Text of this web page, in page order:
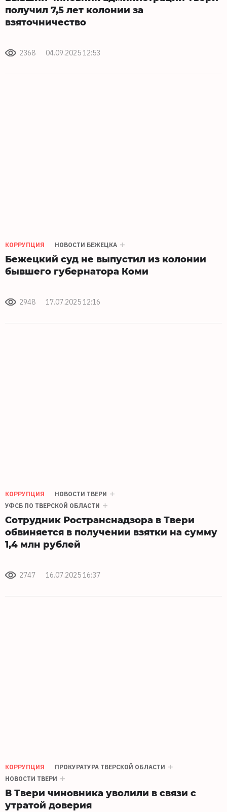
получил 7,5 лет колонии за
взяточничество
2368 04.09.2025 12:53
КОРРУПЦИЯ НОВОСТИ БЕЖЕЦКА
Бежецкий суд не выпустил из колонии
бывшего губернатора Коми
2948 17.07.2025 12:16
КОРРУПЦИЯ
НОВОСТИ ТВЕРИ
УФСБ ПО ТВЕРСКОЙ ОБЛАСТИ
Сотрудник Ространснадзора в Твери
обвиняется в получении взятки на сумму
1,4 млн рублей
2747 16.07.2025 16:37
КОРРУПЦИЯ
ПРОКУРАТУРА ТВЕРСКОЙ ОБЛАСТИ
НОВОСТИ ТВЕРИ
В Твери чиновника уволили в связи с
утратой доверия